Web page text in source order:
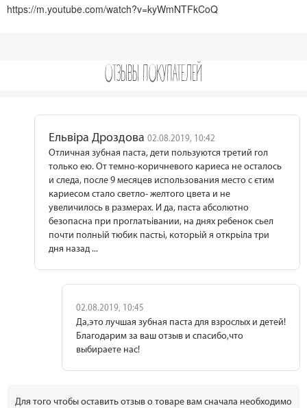
https://m.youtube.com/watch?v=kyWmNTFkCoQ
ОТЗЫВЫ ПОКУПАТЕЛЕЙ
Ельвіра Дроздова 02.08.2019, 10:42
Отличная зубная паста, дети пользуются третий гол
только ею. От темно-коричневого кариеса не осталось
и следа, после 9 месяцев использования место с єтим
кариесом стало светло- желтого цвета и не
увеличилось в размерах. И да, паста абсолютно
безопасна при проглатьівании, на днях ребенок сьел
почти полньій тюбик пастьі, которьій я открьіла три
дня назад ...
02.08.2019, 10:45
Да,это лучшая зубная паста для взрослых и детей!
Благодарим за ваш отзыв и спасибо,что
выбираете нас!
Для того чтобы оставить отзыв о товаре вам сначала необходимо